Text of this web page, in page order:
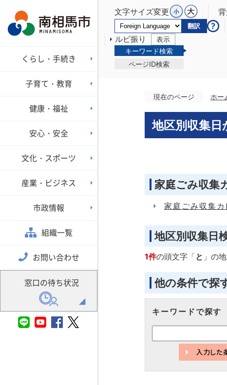
文字サイズ変更
翻訳
ルビ振り
表示
キーワード検索
ページID検索
くらし・手続き
子育て・教育
健康・福祉
安心・安全
文化・スポーツ
産業・ビジネス
市政情報
組織一覧
お問い合わせ
窓口の待ち状況
現在のページ ホー
地区別収集日
家庭ごみ収集
家庭ごみ収集カ
地区別収集日
1件の頭文字「と 」の
他の条件で探
キーワードで探す